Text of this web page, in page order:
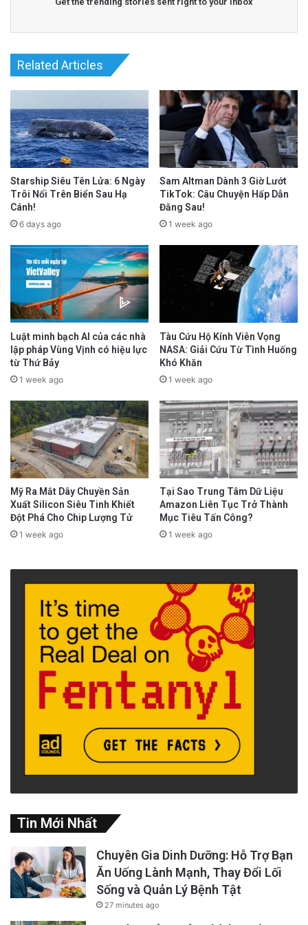
Related Articles
Starship Siêu Tên Lửa: 6 Ngày
Trôi Nổi Trên Biển Sau Hạ
Cánh!
6 days ago
Sam Altman Dành 3 Giờ Lướt
TikTok: Câu Chuyện Hấp Dẫn
Đằng Sau!
1 week ago
Luật minh bạch AI của các nhà
lập pháp Vùng Vịnh có hiệu lực
từ Thứ Bảy
1 week ago
Tàu Cứu Hộ Kính Viễn Vọng
NASA: Giải Cứu Từ Tình Huống
Khó Khăn
1 week ago
Mỹ Ra Mắt Dây Chuyền Sản
Xuất Silicon Siêu Tinh Khiết
Đột Phá Cho Chip Lượng Tử
1 week ago
Tại Sao Trung Tâm Dữ Liệu
Amazon Liên Tục Trở Thành
Mục Tiêu Tấn Công?
1 week ago
Tin Mới Nhất
Chuyên Gia Dinh Dưỡng: Hỗ Trợ Bạn
Ăn Uống Lành Mạnh, Thay Đổi Lối
Sống và Quản Lý Bệnh Tật
27 minutes ago